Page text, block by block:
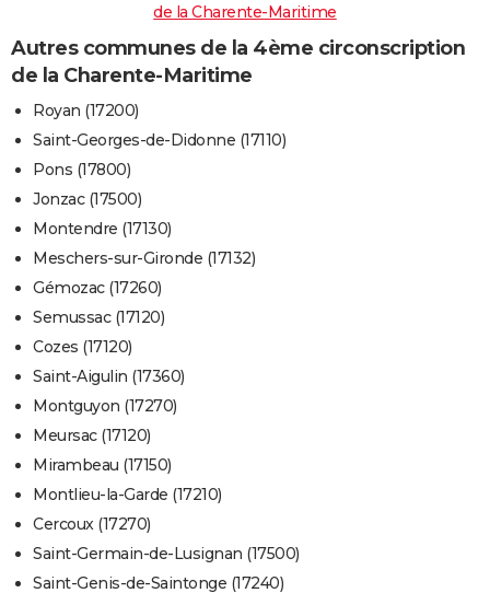
de la Charente-Maritime
Autres communes de la 4ème circonscription
de la Charente-Maritime
Royan (17200)
Saint-Georges-de-Didonne (17110)
Pons (17800)
Jonzac (17500)
Montendre (17130)
Meschers-sur-Gironde (17132)
Gémozac (17260)
Semussac (17120)
Cozes (17120)
Saint-Aigulin (17360)
Montguyon (17270)
Meursac (17120)
Mirambeau (17150)
Montlieu-la-Garde (17210)
Cercoux (17270)
Saint-Germain-de-Lusignan (17500)
Saint-Genis-de-Saintonge (17240)